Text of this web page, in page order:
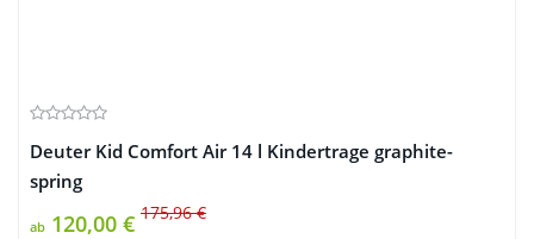
Deuter Kid Comfort Air 14 l Kindertrage graphite-
spring
ab 120,00 € 175,96 €